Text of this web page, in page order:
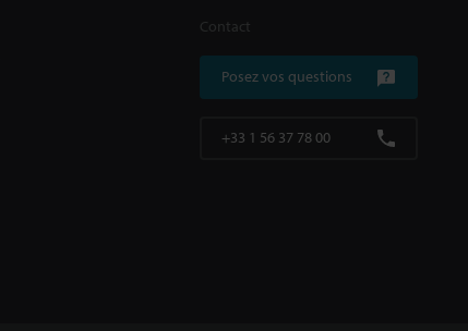
Contact
Posez vos questions
+33 1 56 37 78 00